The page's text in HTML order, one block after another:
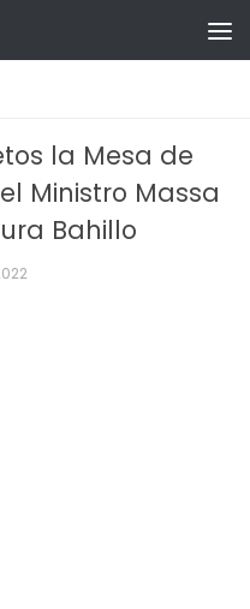
la Mesa de
Ministro Massa
Bahillo